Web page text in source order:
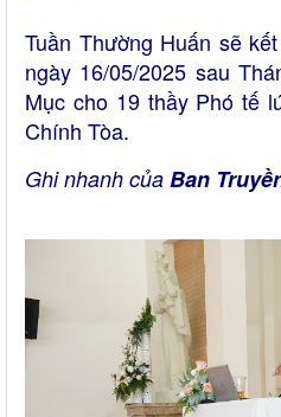
Tuần Thường Huấn sẽ
ngày 16/05/2025 sau
Mục cho 19 thầy Phó tế
Chính Tòa.
Ghi nhanh của Ban